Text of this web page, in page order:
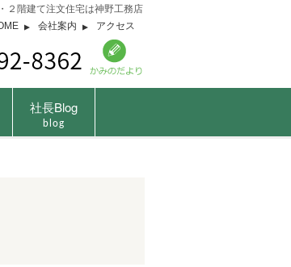
２階建て注文住宅は神野工務店
会社案内 アクセス
社長Blog
blog